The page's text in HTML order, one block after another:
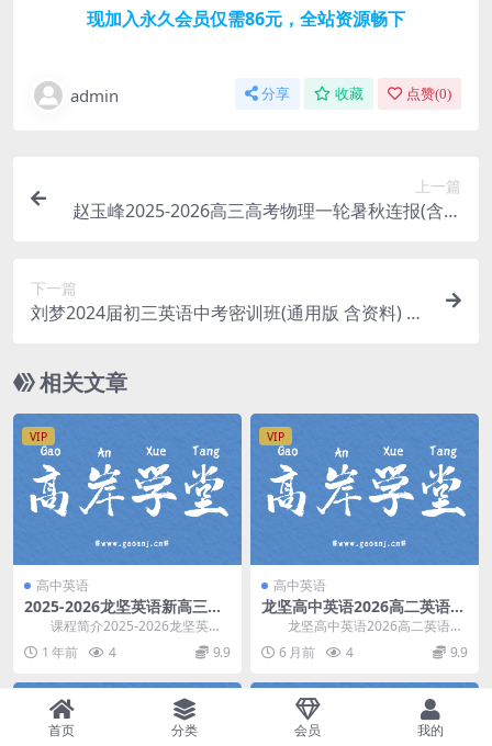
现加入永久会员仅需86元，全站资源畅下
admin 分享 收藏 点赞(0)
上一篇
赵玉峰2025-2026高三高考物理一轮暑秋连报(含电
下一篇
刘梦2024届初三英语中考密训班(通用版 含资料) 百
相关文章
VIP
高中英语
2025-2026龙坚英语新高三
(上)一轮暑秋学期班(26届高
考) 百度网盘分享
课程简介2025-2026龙坚英语
新高三(上)一轮暑秋学期班(26届高
考)，...
1 年前 4 9.9
VIP
高中英语
龙坚高中英语2026高二英语下
学期寒春班 百度网盘分享
龙坚高中英语2026高二英语下
学期寒春班，讲课 龙坚，开课时
间：2026年春...
6 月前 4 9.9
首页 分类 会员 我的